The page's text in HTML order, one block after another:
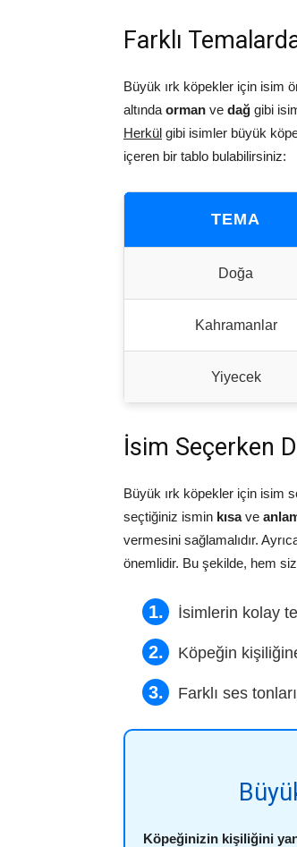
Farklı
Büyük ırk köpekler için isim
altında orman ve dağ gibi
Herkül gibi isimler büyük
içeren bir tablo bulabilirsiniz:
TEMA
Doğa
Kahramanlar
Yiyecek
İsim Seçerken
Büyük ırk köpekler için isim
seçtiğiniz ismin kısave
vermesini sağlamalıdır.
önemlidir. Bu şekilde, hem
İsimlerin kolay
Köpeğin
Farklı ses
Köpeğinizin kişiliğini